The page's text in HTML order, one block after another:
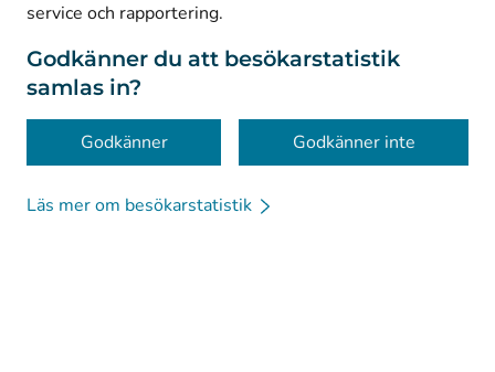
service och rapportering.
Godkänner du att besökarstatistik
samlas in?
Godkänner Godkänner inte
Läs mer om besökarstatistik
Dataskydd
Om webbplatsen
Tillgänglighet
Kakor